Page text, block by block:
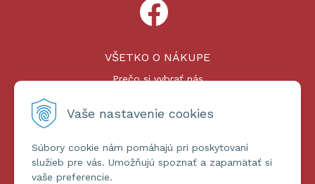
Vaše nastavenie cookies
Súbory cookie nám pomáhajú pri poskytovaní
služieb pre vás. Umožňujú spoznať a zapamätať si
vaše preferencie.
VŠETKO O NÁKUPE
Prečo si vybrať nás
Platby a doprava
ĎALŠIE INFORMÁCIE